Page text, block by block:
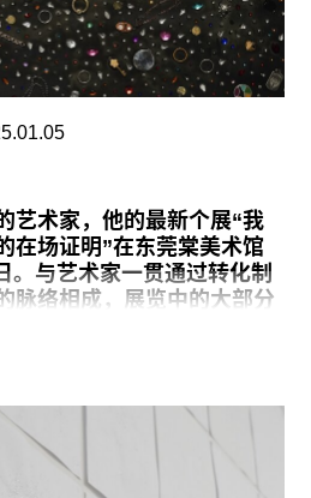
井、自然作为其差异化的存
意识，在现代体制出现之前
。在成都的市集里，何利平
化的肢体惯性。与此相应，
愿意将艺术作为环境与人联
划”（2014）中，刘成瑞持
到青海的一位盲童帮助其复
字为Google地图上一条原本
的态
艺术家，他的最新个展“我
在场证明”在东莞棠美术馆
。与艺术家一贯通过转化制
脉络相成，展览中的大部分
建设为主题的开幕交流会，
艺术在当下的在地策略转向
注的问题，也是此次采访讨